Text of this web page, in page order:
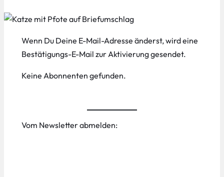
Wenn Du Deine E-Mail-Adresse änderst, wird eine
Bestätigungs-E-Mail zur Aktivierung gesendet.
Keine Abonnenten gefunden.
Vom Newsletter abmelden: